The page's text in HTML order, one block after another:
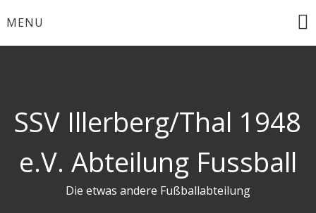
toMENU
SSV Illerberg/Thal 1948
e.V. Abteilung Fussball
Die etwas andere Fußballabteilung